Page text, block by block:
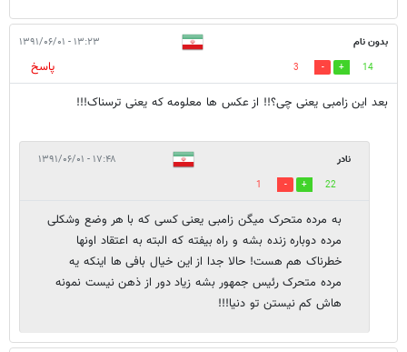
بدون نام ۱۳:۲۳ - ۱۳۹۱/۰۶/۰۱
14
3
پاسخ
بعد این زامبی یعنی چی؟!! از عکس ها معلومه که یعنی ترسناک!!!
نادر ۱۷:۴۸ - ۱۳۹۱/۰۶/۰۱
22
1
به مرده متحرک میگن زامبی یعنی کسی که با هر وضع وشکلی
مرده دوباره زنده بشه و راه بیفته که البته به اعتقاد اونها
خطرناک هم هست! حالا جدا از این خیال بافی ها اینکه یه
مرده متحرک رئیس جمهور بشه زیاد دور از ذهن نیست نمونه
هاش کم نیستن تو دنیا!!!